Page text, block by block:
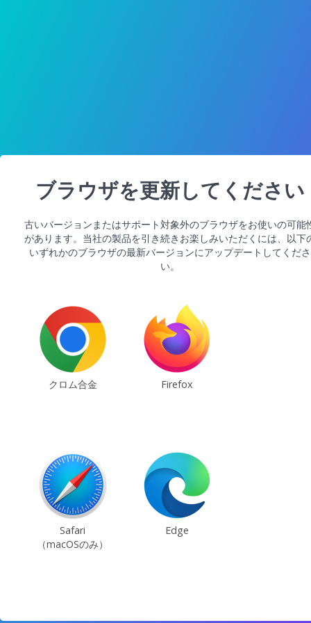
ブラウザを更新してください
古いバージョンまたはサポート対象外のブラウザをお使いの可能
があります。当社の製品を引き続きお楽しみいただくには、以下
いずれかのブラウザの最新バージョンにアップデートしてくださ
い。
クロム合金 Firefox
Safari
（macOSのみ）
Edge